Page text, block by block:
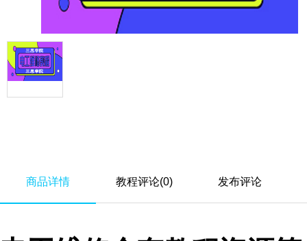
商品详情 教程评论(0) 发布评论